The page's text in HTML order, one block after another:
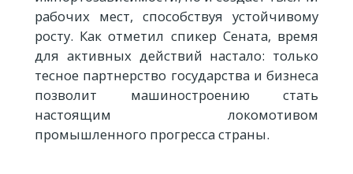
рабочих мест, способствуя устойчивому
росту. Как отметил спикер Сената, время
для активных действий настало: только
тесное партнерство государства и бизнеса
позволит машиностроению стать
настоящим локомотивом
промышленного прогресса страны.